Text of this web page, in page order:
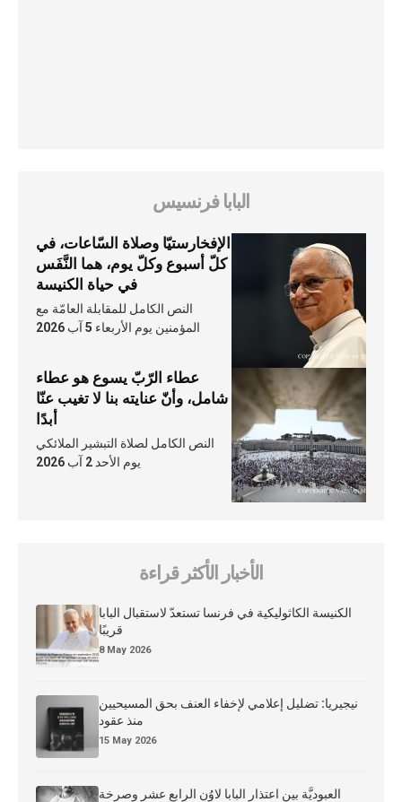
البابا فرنسيس
الإفخارستيّا وصلاة السّاعات، في
كلّ أسبوع وكلّ يوم، هما النَّفَس
في حياة الكنيسة
النص الكامل للمقابلة العامّة مع
المؤمنين يوم الأربعاء 5 آب 2026
عطاء الرّبّ يسوع هو عطاء
شامل، وأنّ عنايته بنا لا تغيب عنّا
أبدًا
النص الكامل لصلاة التبشير الملائكي
يوم الأحد 2 آب 2026
الأخبار الأكثر قراءة
الكنيسة الكاثوليكية في فرنسا تستعدّ لاستقبال البابا
قريبًا
8 May 2026
نيجيريا: تضليل إعلامي لإخفاء العنف بحق المسيحيين
منذ عقود
15 May 2026
العبوديَّة بين اعتذار البابا لاوُن الرابع عشر وصرخة